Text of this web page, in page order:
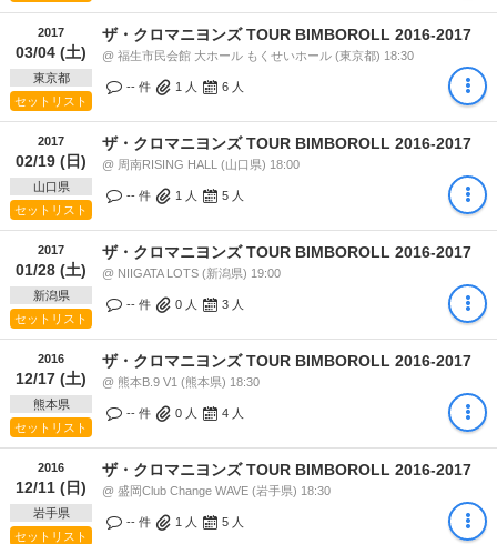
2017
03/04 (土)
東京都
セットリスト
ザ・クロマニヨンズ TOUR BIMBOROLL 2016-2017
@ 福生市民会館 大ホール もくせいホール (東京都) 18:30
-- 件 1 人 6 人
2017
02/19 (日)
山口県
セットリスト
ザ・クロマニヨンズ TOUR BIMBOROLL 2016-2017
@ 周南RISING HALL (山口県) 18:00
-- 件 1 人 5 人
2017
01/28 (土)
新潟県
セットリスト
ザ・クロマニヨンズ TOUR BIMBOROLL 2016-2017
@ NIIGATA LOTS (新潟県) 19:00
-- 件 0 人 3 人
2016
12/17 (土)
熊本県
セットリスト
ザ・クロマニヨンズ TOUR BIMBOROLL 2016-2017
@ 熊本B.9 V1 (熊本県) 18:30
-- 件 0 人 4 人
2016
12/11 (日)
岩手県
セットリスト
ザ・クロマニヨンズ TOUR BIMBOROLL 2016-2017
@ 盛岡Club Change WAVE (岩手県) 18:30
-- 件 1 人 5 人